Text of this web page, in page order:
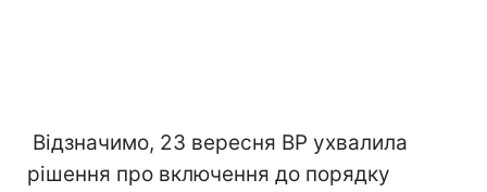
Відзначимо, 23 вересня ВР ухвалила
рішення про включення до порядку